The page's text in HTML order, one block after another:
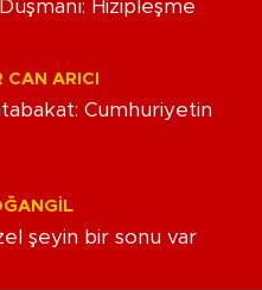
Hizipleşme
CAN ARICI
Cumhuriyetin
şeyin bir sonu var